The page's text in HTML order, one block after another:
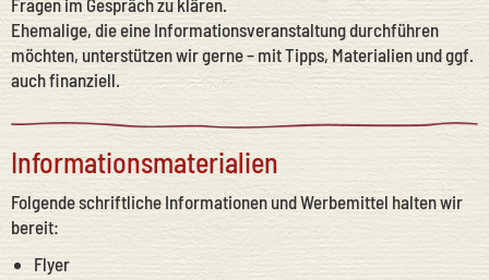
Fragen im Gespräch zu klären.
Ehemalige, die eine Informationsveranstaltung durchführen
möchten, unterstützen wir gerne – mit Tipps, Materialien und ggf.
auch finanziell.
Informationsmaterialien
Folgende schriftliche Informationen und Werbemittel halten wir
bereit:
Flyer